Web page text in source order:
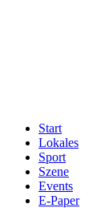
Start
Lokales
Sport
Szene
Events
E-Paper